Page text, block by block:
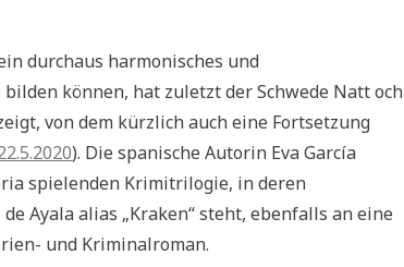
durchaus harmonisches und
können, hat zuletzt der Schwede Natt och
von dem kürzlich auch eine Fortsetzung
). Die spanische Autorin Eva García
spielenden Krimitrilogie, in deren
Ayala alias „Kraken“ steht, ebenfalls an eine
und Kriminalroman.